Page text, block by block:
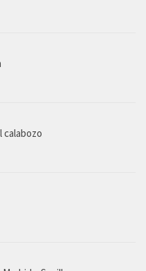
calabozo